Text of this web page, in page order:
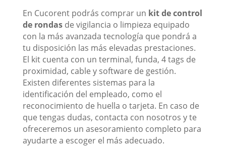
En Cucorent podrás comprar un kit de control
de rondasde vigilancia o limpieza equipado
con la más avanzada tecnología que pondrá a
tu disposición las más elevadas prestaciones.
El kit cuenta con un terminal, funda, 4 tags de
proximidad, cable y software de gestión.
Existen diferentes sistemas para la
identificación del empleado, como el
reconocimiento de huella o tarjeta. En caso de
que tengas dudas, contacta con nosotros y te
ofreceremos un asesoramiento completo para
ayudarte a escoger el más adecuado.